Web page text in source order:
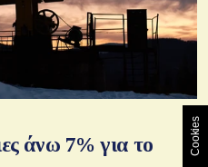
άνω 7% για το
Cookies